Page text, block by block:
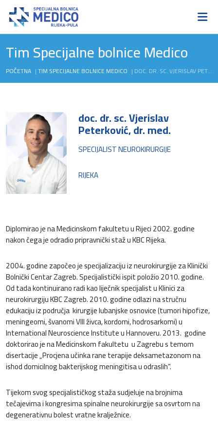
Tim Specijalne bolnice Medico
POČETNA |TIM SPECIJALNE BOLNICE MEDICO | DOC. DR. SC. VJERISLAV PETERKOVIĆ, DR. MED.
doc. dr. sc. Vjerislav
Peterković, dr. med.
SPECIJALIST NEUROKIRURGIJE
RIJEKA
Diplomirao je na Medicinskom fakultetu u Rijeci 2002. godine
nakon čega je odradio pripravnički staž u KBC Rijeka.
2004. godine započeo je specijalizaciju iz neurokirurgije za Klinički
Bolnički Centar Zagreb. Specijalistički ispit položio 2010. godine.
Od tada kontinuirano radi kao liječnik specijalist u Klinici za
neurokirurgiju KBC Zagreb. 2010. godine odlazi na stručnu
edukaciju iz područja kirurgije lubanjske osnovice (tumori hipofize,
meningeomi, švanomi VIII živca, kordomi, hodrosarkomi) u
International Neuroscience Institute u Hannoveru. 2013. godine
doktorirao je na Medicinskom fakultetu u Zagrebu s temom
disertacije „Procjena učinka rane terapije deksametazonom na
ishod domicilnog bakterijskog meningitisa u odraslih“.
Tijekom svog specijalističkog staža sudjeluje na brojnima
tečajevima i kongresima spinalne neurokirurgije sa osvrtom na
degenerativnu bolest vratne kralježnice.